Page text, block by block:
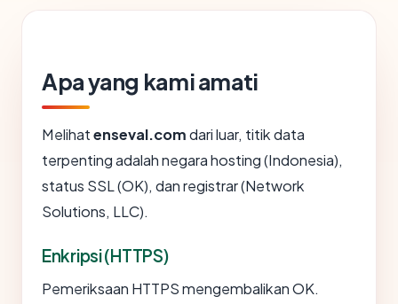
Apa yang kami amati
Melihatenseval.comdari luar, titik data
terpenting adalah negara hosting (Indonesia),
status SSL (OK), dan registrar (Network
Solutions, LLC).
Enkripsi (HTTPS)
Pemeriksaan HTTPS mengembalikan OK.